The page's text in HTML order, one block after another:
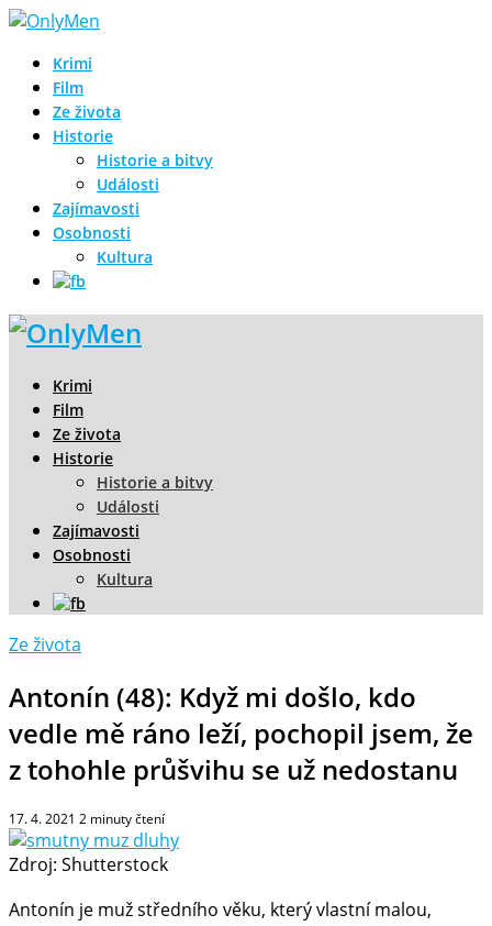
Krimi
Film
Ze života
Historie
Historie a bitvy
Události
Zajímavosti
Osobnosti
Kultura
Krimi
Film
Ze života
Historie
Historie a bitvy
Události
Zajímavosti
Osobnosti
Kultura
Ze života
Antonín (48): Když mi došlo, kdo
vedle mě ráno leží, pochopil jsem, že
z tohohle průšvihu se už nedostanu
17. 4. 2021 2 minuty čtení
Zdroj: Shutterstock
Antonín je muž středního věku, který vlastní malou,